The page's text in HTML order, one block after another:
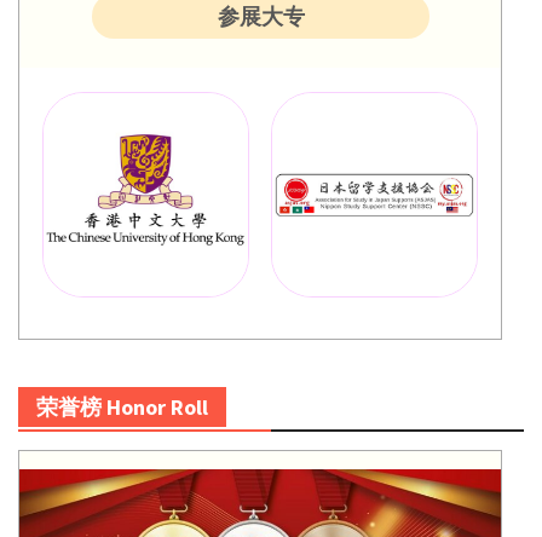
参展大专
荣誉榜 Honor Roll